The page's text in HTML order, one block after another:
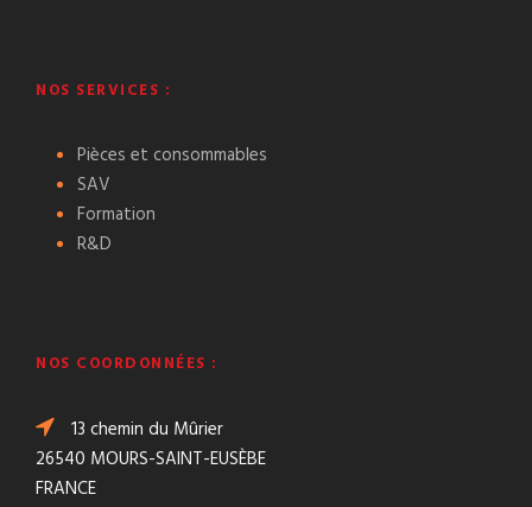
NOS SERVICES :
Pièces et consommables
SAV
Formation
R&D
NOS COORDONNÉES :
13 chemin du Mûrier
26540 MOURS-SAINT-EUSÈBE
FRANCE